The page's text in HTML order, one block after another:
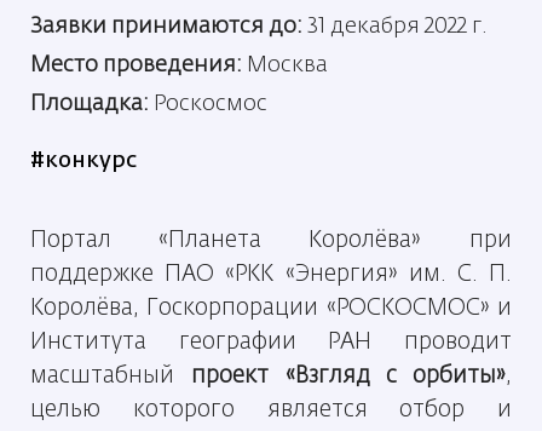
Заявки принимаются до: 31 декабря 2022 г.
Место проведения: Москва
Площадка: Роскосмос
#конкурс
Портал «Планета Королёва» при
поддержке ПАО «РКК «Энергия» им. С. П.
Королёва, Госкорпорации «РОСКОСМОС» и
Института географии РАН проводит
масштабный проект «Взгляд с орбиты»,
целью которого является отбор и